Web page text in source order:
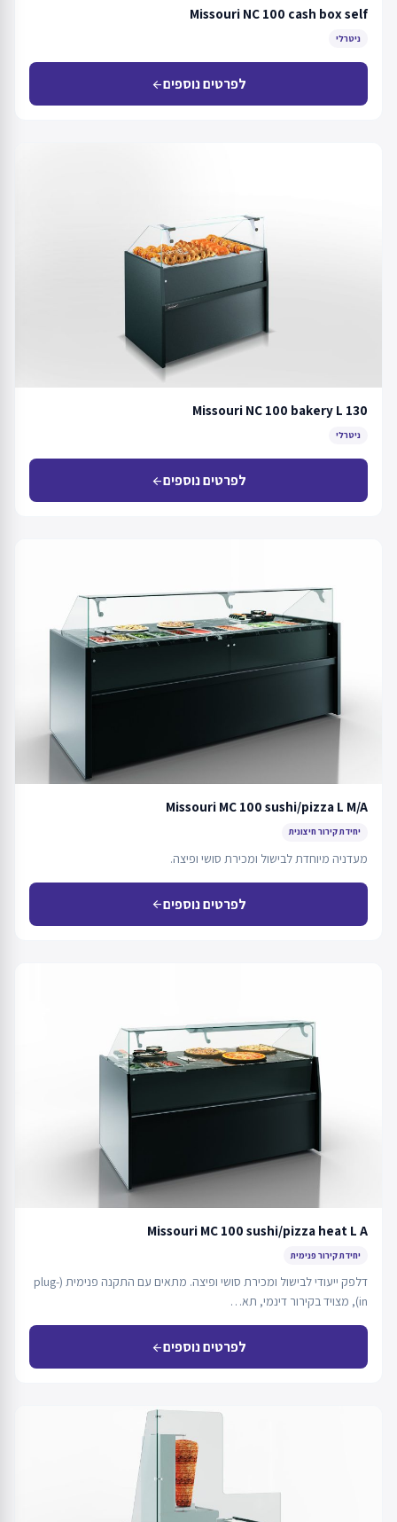
Missouri NC 100 cash box self
ניטרלי
לפרטים נוספיםarrow_back
Missouri NC 100 bakery L 130
ניטרלי
לפרטים נוספיםarrow_back
Missouri MC 100 sushi/pizza L M/A
יחידת קירור חיצונית
מעדניה מיוחדת לבישול ומכירת סושי ופיצה.
לפרטים נוספיםarrow_back
Missouri MC 100 sushi/pizza heat L A
יחידת קירור פנימית
דלפק ייעודי לבישול ומכירת סושי ופיצה. מתאים עם התקנה פנימית (plug-
in), מצויד בקירור דינמי, תא…
לפרטים נוספיםarrow_back